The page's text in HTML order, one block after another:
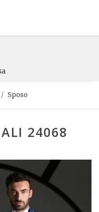
Sposo
24068